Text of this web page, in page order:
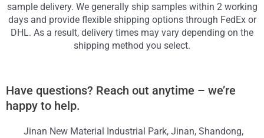
sample delivery. We generally ship samples within 2 working
days and provide flexible shipping options through FedEx or
DHL. As a result, delivery times may vary depending on the
shipping method you select.
Have questions? Reach out anytime – we’re
happy to help.
Jinan New Material Industrial Park, Jinan, Shandong,